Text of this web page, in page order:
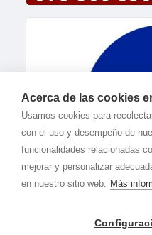
Acerca de las cookies
Usamos cookies para
con el uso y desempeño de
funcionalidades relacionadas
mejorar y personalizar
en nuestro sitio web. Más